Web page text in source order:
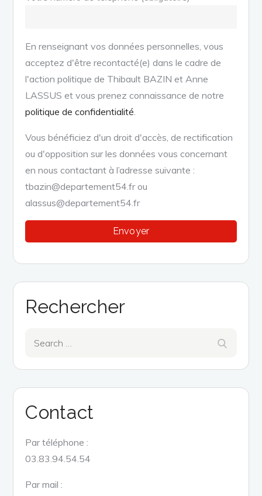
En renseignant vos données personnelles, vous
acceptez d'être recontacté(e) dans le cadre de
l'action politique de Thibault BAZIN et Anne
LASSUS et vous prenez connaissance de notre
politique de confidentialité
Vous bénéficiez d'un droit d'accès, de rectification
ou d'opposition sur les données vous concernant
en nous contactant à l’adresse suivante :
tbazin@departement54.fr ou
alassus@departement54.fr
Rechercher
Contact
Par téléphone :
03.83.94.54.54
Par mail :